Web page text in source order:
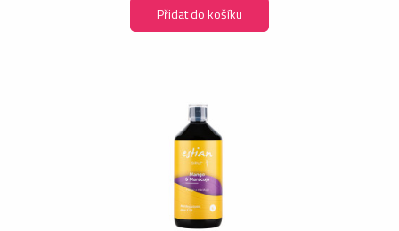
Přidat do košíku